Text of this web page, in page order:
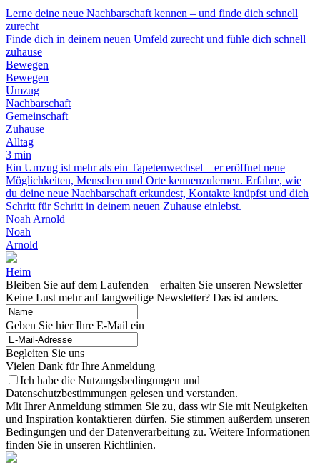
Lerne deine neue Nachbarschaft kennen – und finde dich schnell
zurecht
Finde dich in deinem neuen Umfeld zurecht und fühle dich schnell
zuhause
Bewegen
Bewegen
Umzug
Nachbarschaft
Gemeinschaft
Zuhause
Alltag
3 min
Ein Umzug ist mehr als ein Tapetenwechsel – er eröffnet neue
Möglichkeiten, Menschen und Orte kennenzulernen. Erfahre, wie
du deine neue Nachbarschaft erkundest, Kontakte knüpfst und dich
Schritt für Schritt in deinem neuen Zuhause einlebst.
Noah Arnold
Noah
Arnold
Heim
Bleiben Sie auf dem Laufenden – erhalten Sie unseren Newsletter
Keine Lust mehr auf langweilige Newsletter? Das ist anders.
Geben Sie hier Ihre E-Mail ein
Begleiten Sie uns
Vielen Dank für Ihre Anmeldung
Ich habe die Nutzungsbedingungen und
Datenschutzbestimmungen gelesen und verstanden.
Mit Ihrer Anmeldung stimmen Sie zu, dass wir Sie mit Neuigkeiten
und Inspiration kontaktieren dürfen. Sie stimmen außerdem unseren
Bedingungen und der Datenverarbeitung zu. Weitere Informationen
finden Sie in unseren Richtlinien.